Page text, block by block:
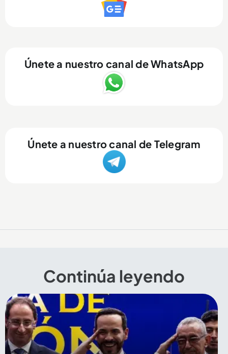
Únete a nuestro canal de WhatsApp
Únete a nuestro canal de Telegram
Continúa leyendo